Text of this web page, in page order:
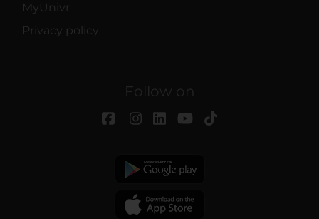
MyUnivr
Privacy policy
Follow on